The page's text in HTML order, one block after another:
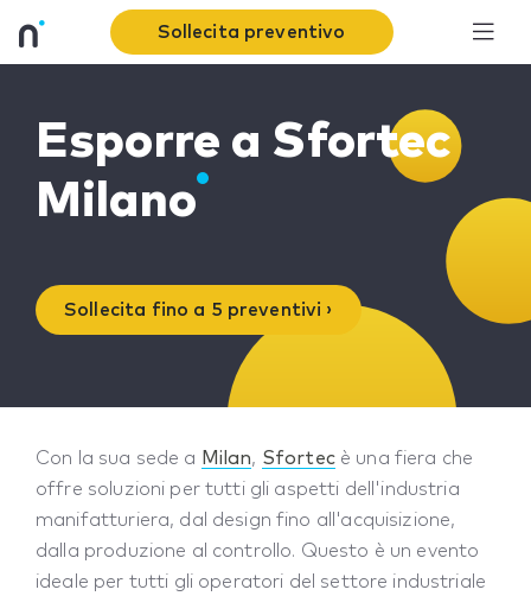
Sollecita preventivo
Esporre a Sfortec
Milano
Sollecita fino a 5 preventivi ›
Con la sua sede a Milan, Sfortecè una fiera che
offre soluzioni per tutti gli aspetti dell'industria
manifatturiera, dal design fino all'acquisizione,
dalla produzione al controllo. Questo è un evento
ideale per tutti gli operatori del settore industriale